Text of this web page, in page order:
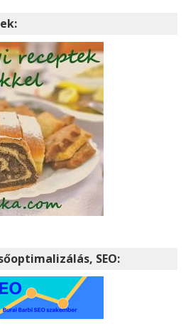
SEO: